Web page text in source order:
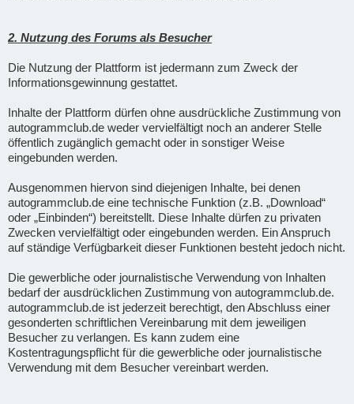
2. Nutzung des Forums als Besucher
Die Nutzung der Plattform ist jedermann zum Zweck der
Informationsgewinnung gestattet.
Inhalte der Plattform dürfen ohne ausdrückliche Zustimmung von
autogrammclub.de weder vervielfältigt noch an anderer Stelle
öffentlich zugänglich gemacht oder in sonstiger Weise
eingebunden werden.
Ausgenommen hiervon sind diejenigen Inhalte, bei denen
autogrammclub.de eine technische Funktion (z.B. „Download“
oder „Einbinden“) bereitstellt. Diese Inhalte dürfen zu privaten
Zwecken vervielfältigt oder eingebunden werden. Ein Anspruch
auf ständige Verfügbarkeit dieser Funktionen besteht jedoch nicht.
Die gewerbliche oder journalistische Verwendung von Inhalten
bedarf der ausdrücklichen Zustimmung von autogrammclub.de.
autogrammclub.de ist jederzeit berechtigt, den Abschluss einer
gesonderten schriftlichen Vereinbarung mit dem jeweiligen
Besucher zu verlangen. Es kann zudem eine
Kostentragungspflicht für die gewerbliche oder journalistische
Verwendung mit dem Besucher vereinbart werden.